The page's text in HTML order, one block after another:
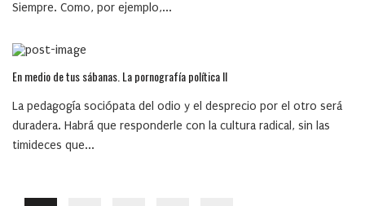
Siempre. Como, por ejemplo,...
En medio de tus sábanas. La pornografía política II
La pedagogía sociópata del odio y el desprecio por el otro será
duradera. Habrá que responderle con la cultura radical, sin las
timideces que...